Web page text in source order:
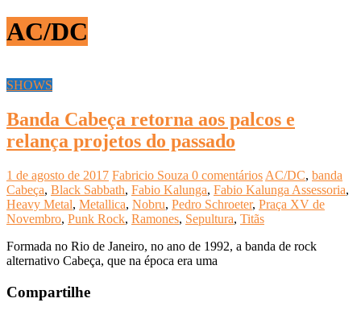
AC/DC
SHOWS
Banda Cabeça retorna aos palcos e
relança projetos do passado
1 de agosto de 2017 Fabricio Souza 0 comentários AC/DC, banda
Cabeça, Black Sabbath, Fabio Kalunga, Fabio Kalunga Assessoria,
Heavy Metal, Metallica, Nobru, Pedro Schroeter, Praça XV de
Novembro, Punk Rock, Ramones, Sepultura, Titãs
Formada no Rio de Janeiro, no ano de 1992, a banda de rock
alternativo Cabeça, que na época era uma
Compartilhe